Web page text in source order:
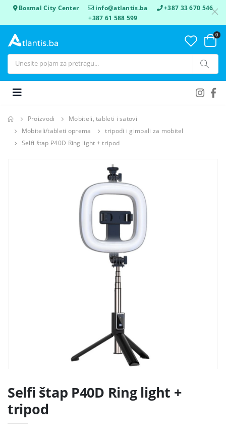
Bosmal City Center info@atlantis.ba
+387 33 670 546
+387 61 588 599
0
Proizvodi
Mobiteli, tableti i satovi
Mobiteli/tableti oprema
tripodi i gimbali za mobitel
Selfi štap P40D Ring light + tripod
Selfi štap P40D Ring light +
tripod